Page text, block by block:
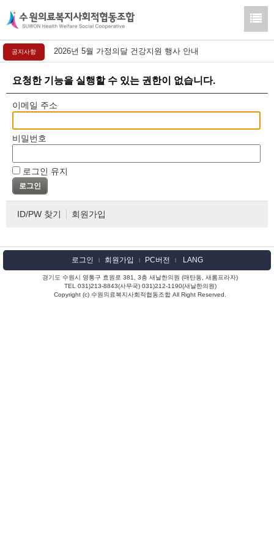
공지사항 2026년 5월 가정의달 건강지원 행사 안내
요청한 기능을 실행할 수 있는 권한이 없습니다.
이메일 주소
비밀번호
로그인 유지
ID/PW 찾기 회원가입
로그인 l 회원가입 l PC버전 l LANG
경기도 수원시 영통구 효원로 381, 3층 새날한의원 (매탄동, 새롬프라자)
TEL 031)213-8843(사무국) 031)212-1190(새날한의원)
Copyright (c) 수원의료복지사회적협동조합 All Right Reserved.